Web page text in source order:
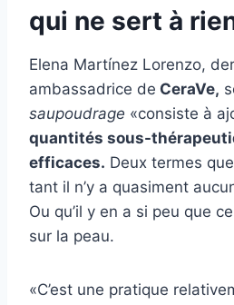
qui ne sert à
Elena Martínez Lorenzo,
ambassadrice de CeraVe,
saupoudrage «consiste à
quantités sous-
efficaces. Deux termes
tant il n’y a quasiment
Ou qu’il y en a si peu que
sur la peau.
«C’est une pratique